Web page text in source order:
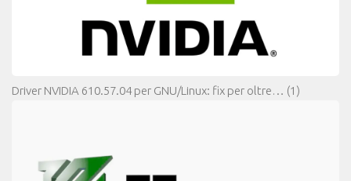
Driver NVIDIA 610.57.04 per GNU/Linux: fix per oltre… (1)